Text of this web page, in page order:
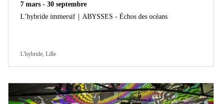
7 mars - 30 septembre
L’hybride immersif｜ABYSSES - Échos des océans
L'hybride, Lille